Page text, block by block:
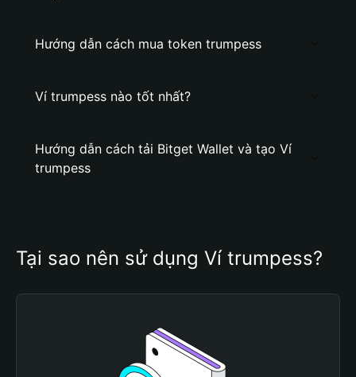
Hướng dẫn cách mua token trumpess
Ví trumpess nào tốt nhất?
Hướng dẫn cách tải Bitget Wallet và tạo Ví
trumpess
Tại sao nên sử dụng Ví trumpess?